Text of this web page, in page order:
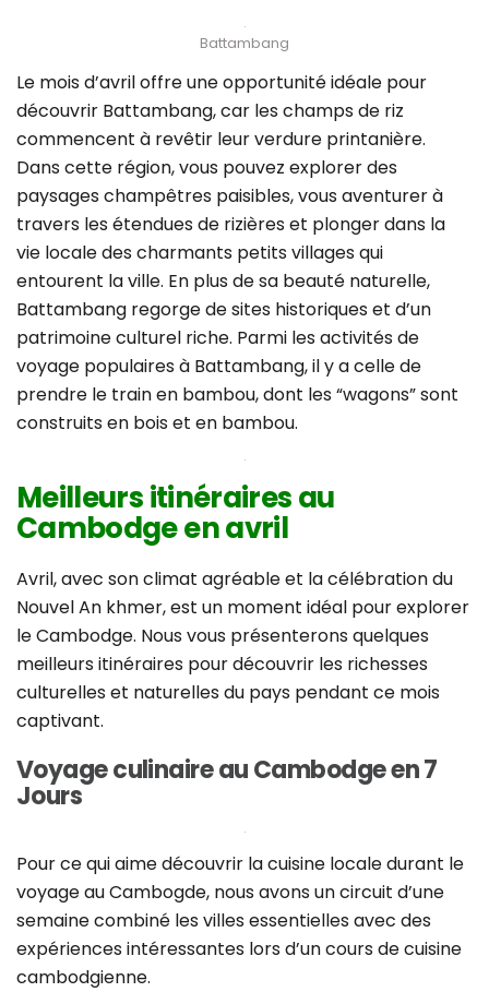
Battambang
Le mois d’avril offre une opportunité idéale pour
découvrir Battambang, car les champs de riz
commencent à revêtir leur verdure printanière.
Dans cette région, vous pouvez explorer des
paysages champêtres paisibles, vous aventurer à
travers les étendues de rizières et plonger dans la
vie locale des charmants petits villages qui
entourent la ville. En plus de sa beauté naturelle,
Battambang regorge de sites historiques et d’un
patrimoine culturel riche. Parmi les activités de
voyage populaires à Battambang, il y a celle de
prendre le train en bambou, dont les “wagons” sont
construits en bois et en bambou.
Meilleurs itinéraires au
Cambodge en avril
Avril, avec son climat agréable et la célébration du
Nouvel An khmer, est un moment idéal pour explorer
le Cambodge. Nous vous présenterons quelques
meilleurs itinéraires pour découvrir les richesses
culturelles et naturelles du pays pendant ce mois
captivant.
Voyage culinaire au Cambodge en 7
Jours
Pour ce qui aime découvrir la cuisine locale durant le
voyage au Cambogde, nous avons un circuit d’une
semaine combiné les villes essentielles avec des
expériences intéressantes lors d’un cours de cuisine
cambodgienne.